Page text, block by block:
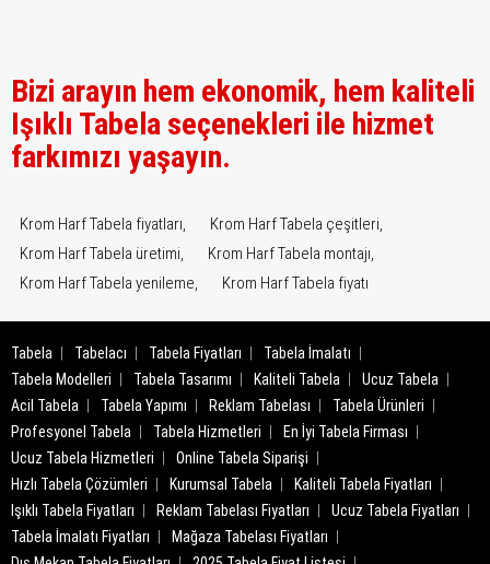
Bizi arayın hem ekonomik, hem kaliteli
Işıklı Tabela seçenekleri ile hizmet
farkımızı yaşayın.
Krom Harf Tabela fiyatları,
Krom Harf Tabela çeşitleri,
Krom Harf Tabela üretimi,
Krom Harf Tabela montajı,
Krom Harf Tabela yenileme,
Krom Harf Tabela fiyatı
Tabela Tabelacı Tabela Fiyatları
Tabela İmalatı
Tabela Modelleri
Tabela Tasarımı Kaliteli Tabela
Ucuz Tabela
Acil Tabela
Tabela Yapımı Reklam Tabelası
Tabela Ürünleri
Profesyonel Tabela
Tabela Hizmetleri
En İyi Tabela Firması
Ucuz Tabela Hizmetleri
Online Tabela Siparişi
Hızlı Tabela Çözümleri
Kurumsal Tabela
Kaliteli Tabela Fiyatları
Işıklı Tabela Fiyatları
Reklam Tabelası Fiyatları
Ucuz Tabela Fiyatları
Tabela İmalatı Fiyatları
Mağaza Tabelası Fiyatları